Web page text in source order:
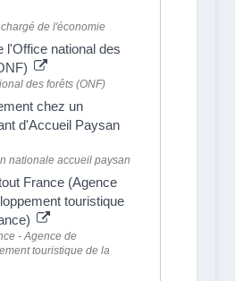
de l'économie
l'Office national des
des forêts (ONF)
chez un
d'Accueil Paysan
nationale accueil paysan
France (Agence
touristique
- Agence de
touristique de la